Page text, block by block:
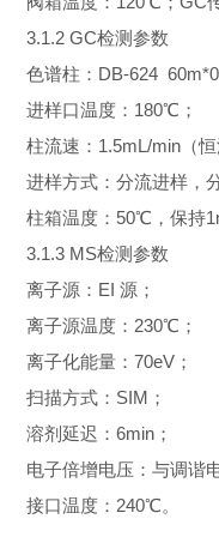
3.1.2 GC检测参数
色谱柱：DB-624
进样口温度：180℃；
柱流速：1.5mL/min（恒
进样方式：分流进样，
柱箱温度：50℃，保持
3.1.3 MS检测参数
离子源：EI 源；
离子源温度：230℃；
离子化能量：70eV；
扫描方式：SIM；
溶剂延迟：6min；
电子倍增电压：与调谐
接口温度：240℃。